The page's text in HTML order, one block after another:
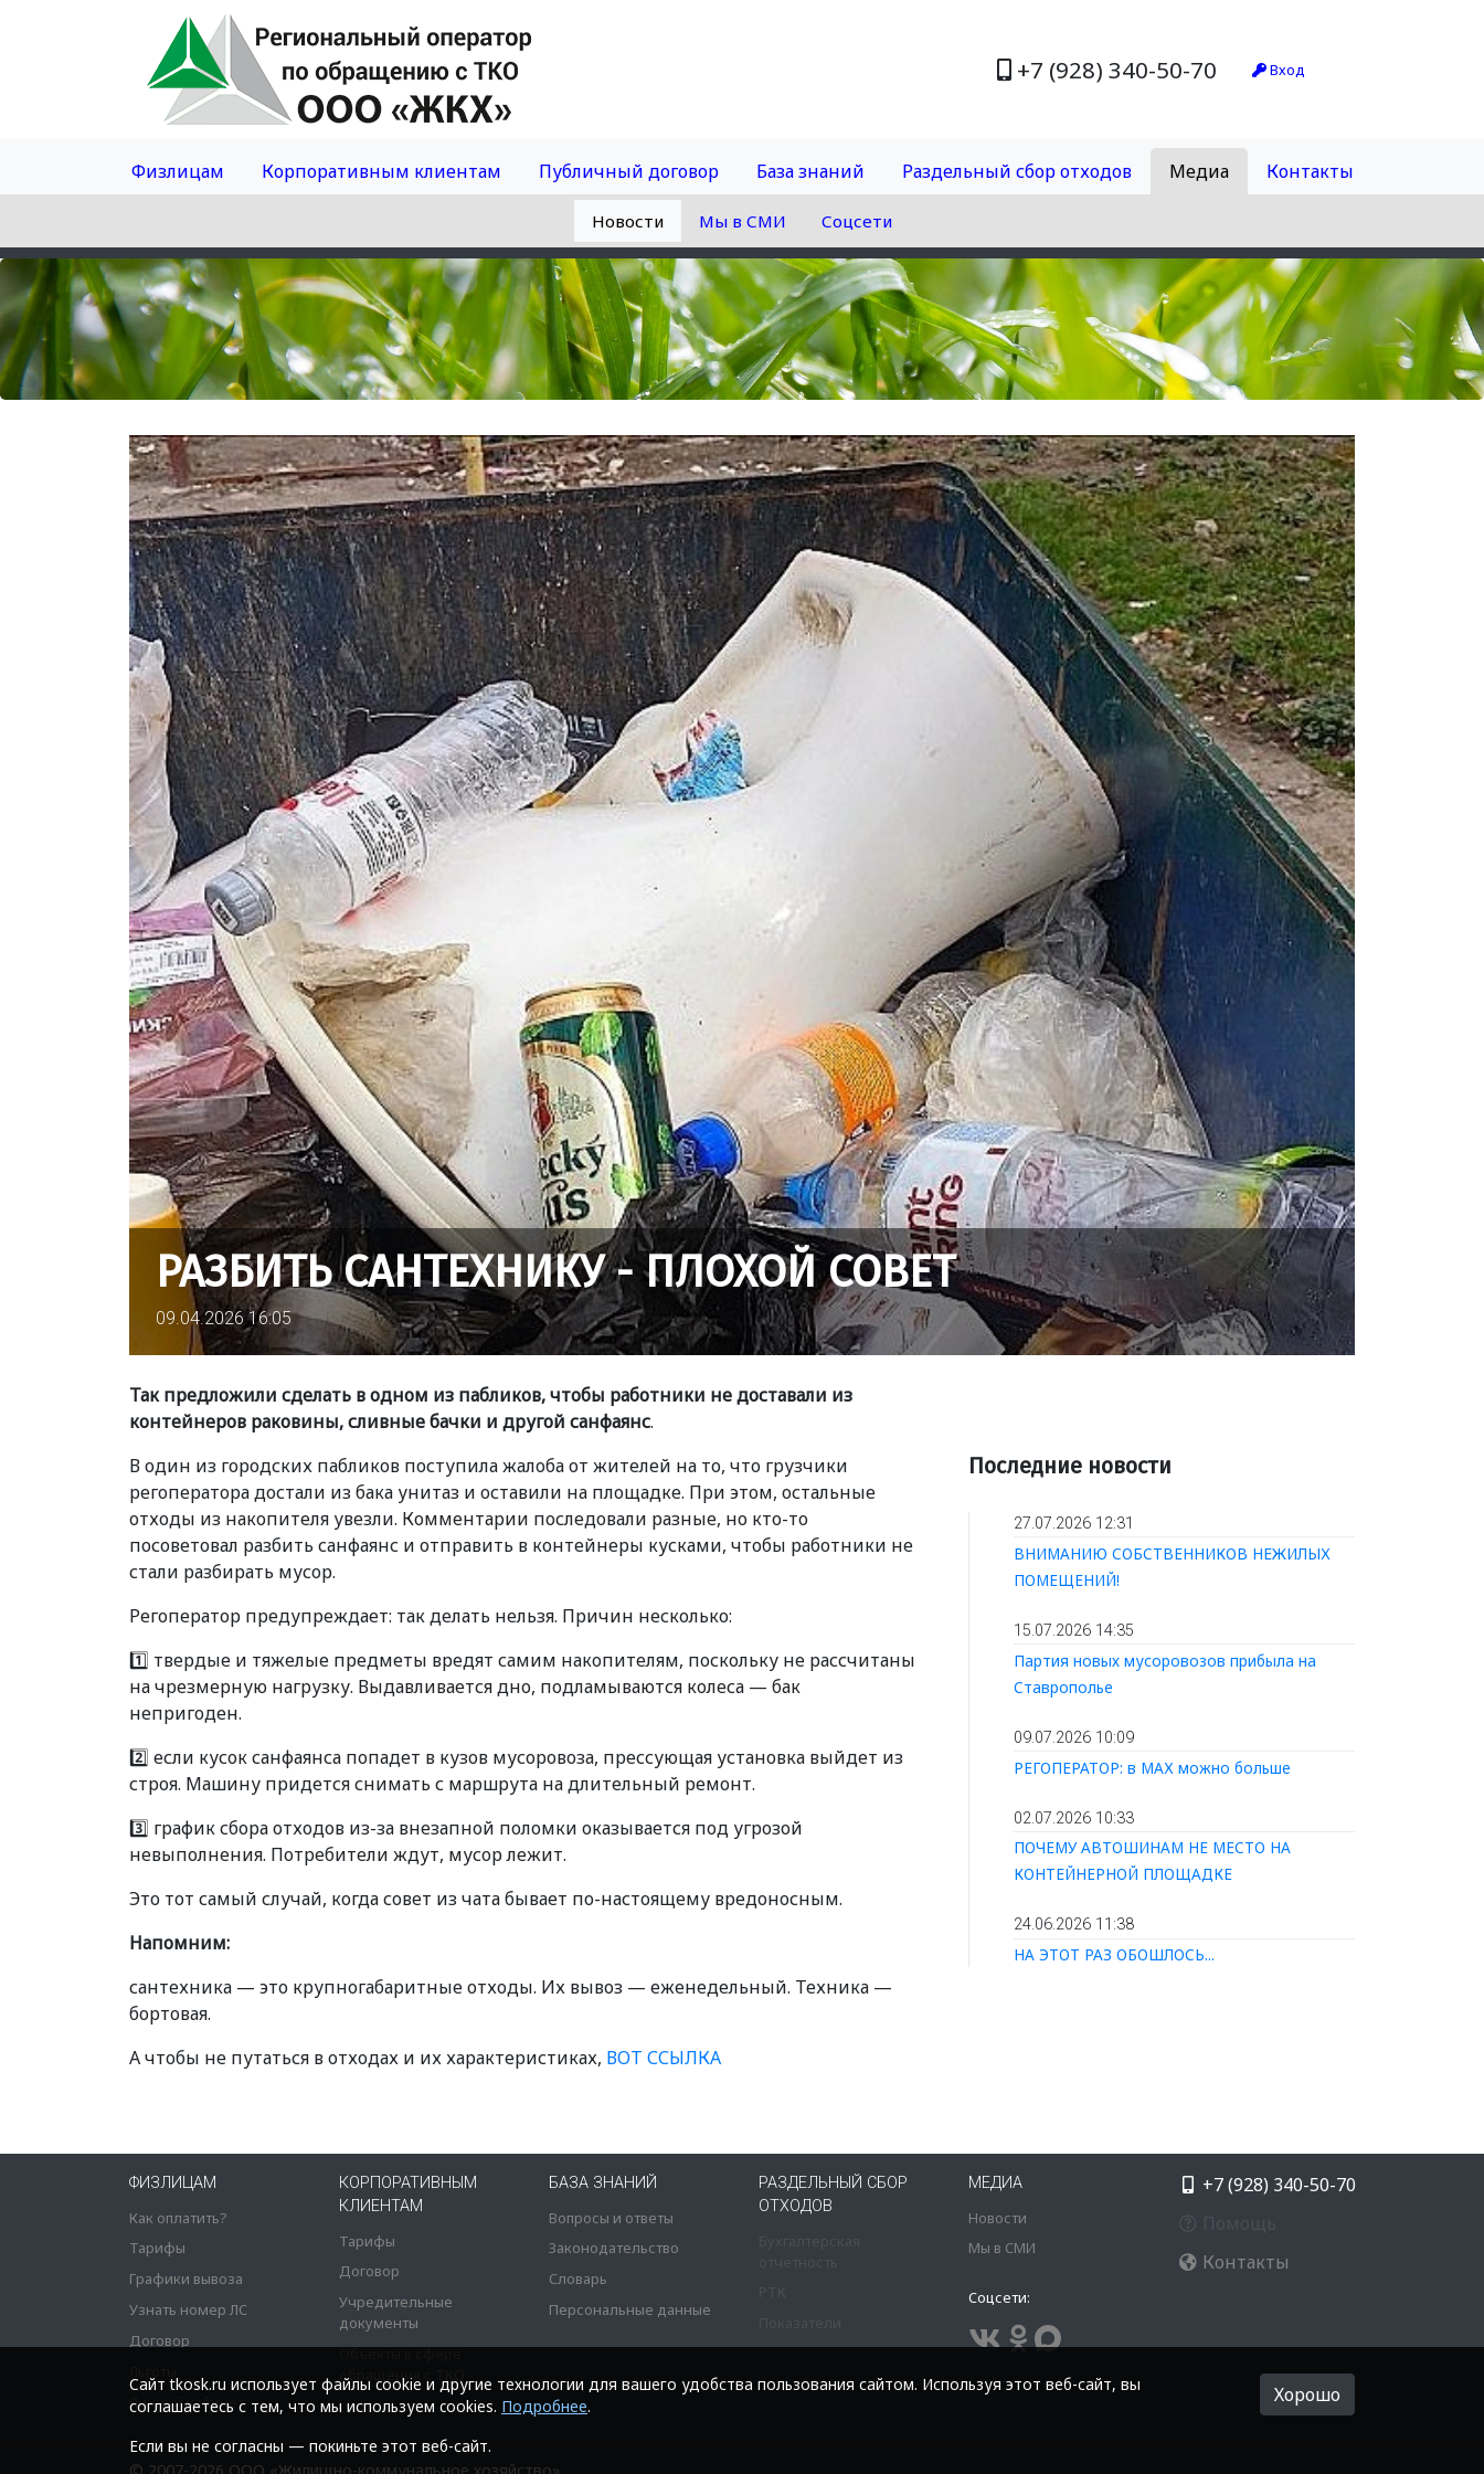
+7 (928) 340-50-70 Вход
Физлицам Корпоративным клиентам Публичный договор База знаний Раздельный сбор отходов Медиа Контакты
Новости Мы в СМИ Соцсети
РАЗБИТЬ САНТЕХНИКУ - ПЛОХОЙ СОВЕТ
09.04.2026 16:05
Так предложили сделать в одном из пабликов, чтобы работники не доставали из
контейнеров раковины, сливные бачки и другой санфаянс.
В один из городских пабликов поступила жалоба от жителей на то, что грузчики
регоператора достали из бака унитаз и оставили на площадке. При этом, остальные
отходы из накопителя увезли. Комментарии последовали разные, но кто-то
посоветовал разбить санфаянс и отправить в контейнеры кусками, чтобы работники не
стали разбирать мусор.
Регоператор предупреждает: так делать нельзя. Причин несколько:
1️⃣ твердые и тяжелые предметы вредят самим накопителям, поскольку не рассчитаны
на чрезмерную нагрузку. Выдавливается дно, подламываются колеса — бак
непригоден.
2️⃣ если кусок санфаянса попадет в кузов мусоровоза, прессующая установка выйдет из
строя. Машину придется снимать с маршрута на длительный ремонт.
3️⃣ график сбора отходов из-за внезапной поломки оказывается под угрозой
невыполнения. Потребители ждут, мусор лежит.
Это тот самый случай, когда совет из чата бывает по-настоящему вредоносным.
Напомним:
сантехника — это крупногабаритные отходы. Их вывоз — еженедельный. Техника —
бортовая.
А чтобы не путаться в отходах и их характеристиках, ВОТ ССЫЛКА
Последние новости
27.07.2026 12:31
ВНИМАНИЮ СОБСТВЕННИКОВ НЕЖИЛЫХ
ПОМЕЩЕНИЙ!
15.07.2026 14:35
Партия новых мусоровозов прибыла на
Ставрополье
09.07.2026 10:09
РЕГОПЕРАТОР: в МАХ можно больше
02.07.2026 10:33
ПОЧЕМУ АВТОШИНАМ НЕ МЕСТО НА
КОНТЕЙНЕРНОЙ ПЛОЩАДКЕ
24.06.2026 11:38
НА ЭТОТ РАЗ ОБОШЛОСЬ...
ФИЗЛИЦАМ
Как оплатить?
Тарифы
Графики вывоза
Узнать номер ЛС
Договор
Личный кабинет
КОРПОРАТИВНЫМ
КЛИЕНТАМ
Тарифы
Договор
Учредительные
документы
обращения с ТКО
БАЗА ЗНАНИЙ
Вопросы и ответы
Законодательство
Словарь
Персональные данные
РАЗДЕЛЬНЫЙ СБОР
ОТХОДОВ
МЕДИА
Новости
Мы в СМИ
Соцсети:
+7 (928) 340-50-70
Контакты
© 2007-2026 ООО «Жилищно-коммунальное хозяйство»
Cайт tkosk.ru использует файлы cookie и другие технологии для вашего удобства пользования сайтом. Используя этот веб-сайт, вы
соглашаетесь с тем, что мы используем cookies. Подробнее.
Если вы не согласны — покиньте этот веб-сайт.
Хорошо